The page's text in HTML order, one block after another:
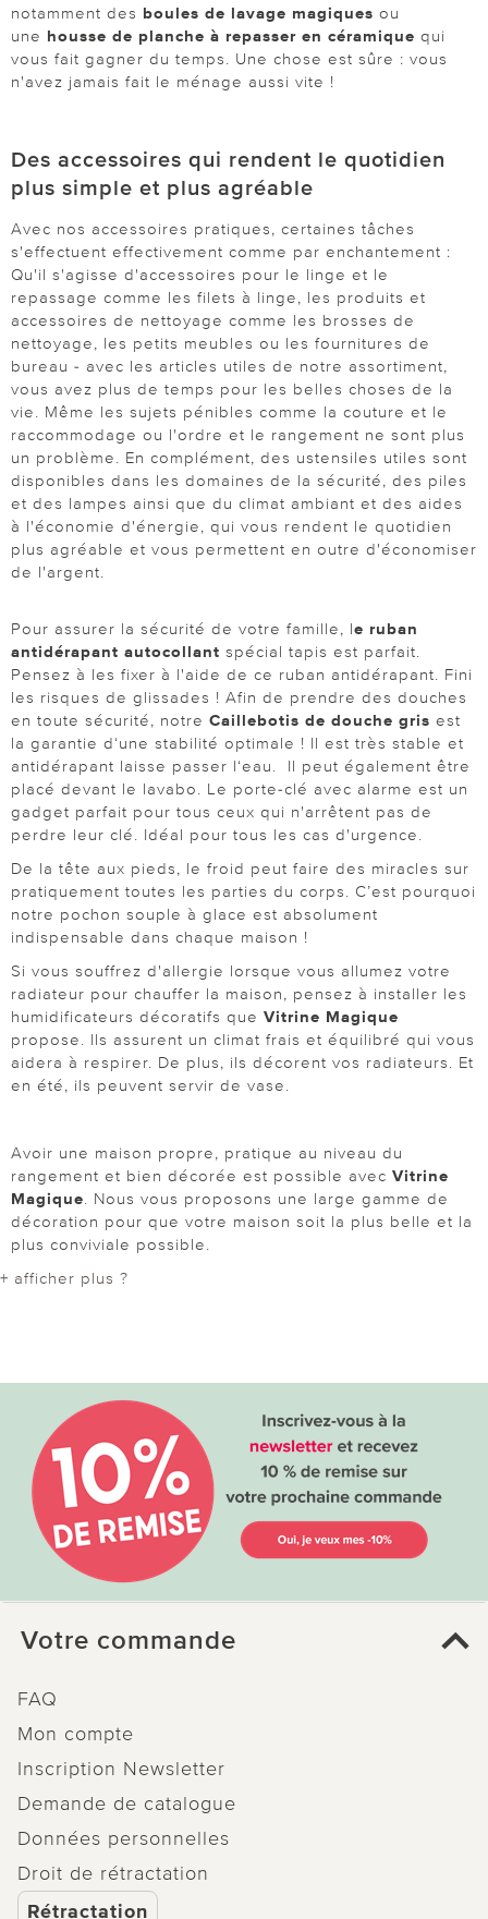
notamment des boules de lavage magiques ou
une housse de planche à repasser en céramique qui
vous fait gagner du temps. Une chose est sûre : vous
n'avez jamais fait le ménage aussi vite !
Des accessoires qui rendent le quotidien
plus simple et plus agréable
Avec nos accessoires pratiques, certaines tâches
s'effectuent effectivement comme par enchantement :
Qu'il s'agisse d'accessoires pour le linge et le
repassage comme les filets à linge, les produits et
accessoires de nettoyage comme les brosses de
nettoyage, les petits meubles ou les fournitures de
bureau - avec les articles utiles de notre assortiment,
vous avez plus de temps pour les belles choses de la
vie. Même les sujets pénibles comme la couture et le
raccommodage ou l'ordre et le rangement ne sont plus
un problème. En complément, des ustensiles utiles sont
disponibles dans les domaines de la sécurité, des piles
et des lampes ainsi que du climat ambiant et des aides
à l'économie d'énergie, qui vous rendent le quotidien
plus agréable et vous permettent en outre d'économiser
de l'argent.
Pour assurer la sécurité de votre famille, le ruban
antidérapant autocollant spécial tapis est parfait.
Pensez à les fixer à l'aide de ce ruban antidérapant. Fini
les risques de glissades ! Afin de prendre des douches
en toute sécurité, notre Caillebotis de douche gris est
la garantie d‘une stabilité optimale ! Il est très stable et
antidérapant laisse passer l‘eau. Il peut également être
placé devant le lavabo. Le porte-clé avec alarme est un
gadget parfait pour tous ceux qui n'arrêtent pas de
perdre leur clé. Idéal pour tous les cas d'urgence.
De la tête aux pieds, le froid peut faire des miracles sur
pratiquement toutes les parties du corps. C’est pourquoi
notre pochon souple à glace est absolument
indispensable dans chaque maison !
Si vous souffrez d'allergie lorsque vous allumez votre
radiateur pour chauffer la maison, pensez à installer les
humidificateurs décoratifs que Vitrine Magique
propose. Ils assurent un climat frais et équilibré qui vous
aidera à respirer. De plus, ils décorent vos radiateurs. Et
en été, ils peuvent servir de vase.
Avoir une maison propre, pratique au niveau du
rangement et bien décorée est possible avec Vitrine
Magique . Nous vous proposons une large gamme de
décoration pour que votre maison soit la plus belle et la
plus conviviale possible.
+ afficher plus ?
Votre commande
FAQ
Mon compte
Inscription Newsletter
Demande de catalogue
Données personnelles
Droit de rétractation
Rétractation